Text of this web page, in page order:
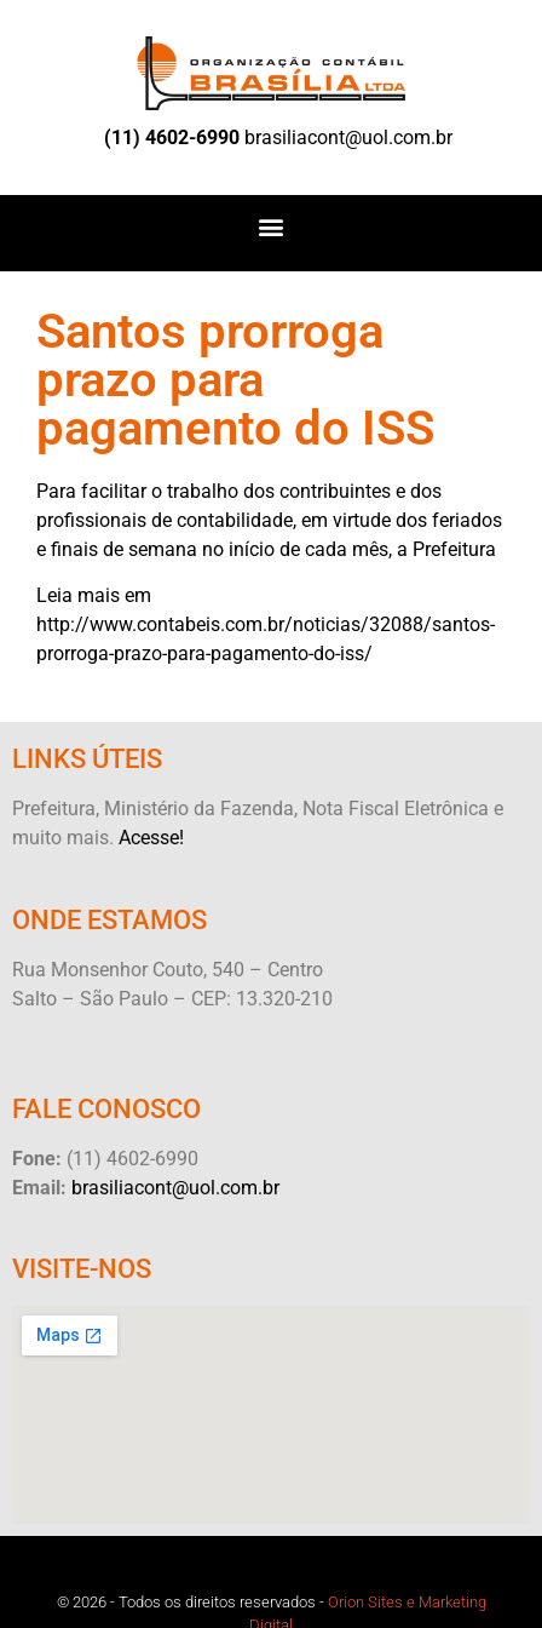
(11) 4602-6990 brasiliacont@uol.com.br
Santos prorroga
prazo para
pagamento do ISS
Para facilitar o trabalho dos contribuintes e dos
profissionais de contabilidade, em virtude dos feriados
e finais de semana no início de cada mês, a Prefeitura
Leia mais em
http://www.contabeis.com.br/noticias/32088/santos-
prorroga-prazo-para-pagamento-do-iss/
LINKS ÚTEIS
Prefeitura, Ministério da Fazenda, Nota Fiscal Eletrônica e
muito mais. Acesse!
ONDE ESTAMOS
Rua Monsenhor Couto, 540 – Centro
Salto – São Paulo – CEP: 13.320-210
FALE CONOSCO
Fone: (11) 4602-6990
Email: brasiliacont@uol.com.br
VISITE-NOS
© 2026 - Todos os direitos reservados - Orion Sites e Marketing